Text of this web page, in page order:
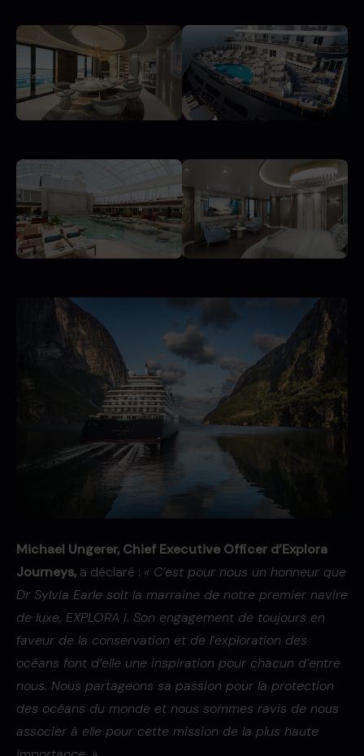
Michael Ungerer, Chief Executive Officer d’Explora
Journeys, a déclaré : « C’est pour nous un honneur que
Dr Sylvia Earle soit la marraine de notre premier navire
de luxe, EXPLORA I. Son engagement de toujours en
faveur de la conservation et de l’exploration des
océans font d’elle une inspiration pour chacun d’entre
nous. Nous partageons sa passion pour la protection
des océans du monde et nous sommes ravis de nous
associer à elle pour cette mission de la plus haute